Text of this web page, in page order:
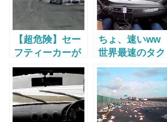
【超危険】セー
フティーカーが
レースコントロ
ールに失敗する
とこうなっちゃ
う
ちょ、速いww
世界最速のタク
シーをBMW M3
GTSで追いかけ
てみた